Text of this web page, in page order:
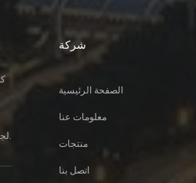
لجميع أنحاء العالم العالم ، يربط العالم بالبراعة ويجعل حياة الإنسان أفضل.
شركة
الصفحة الرئيسية
معلومات عنا
منتجات
اتصل بنا